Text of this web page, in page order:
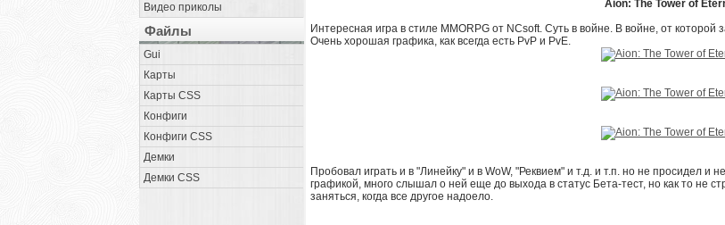
Видео приколы
Файлы
Gui
Карты
Карты CSS
Конфиги
Конфиги CSS
Демки
Демки CSS
Aion: The Tower of
Интересная игра в стиле MMORPG от NCsoft. Суть в войне. В войне, от которой
Очень хорошая графика, как всегда есть PvP и PvE.
Пробовал играть и в "Линейку" и в WoW, "Реквием" и т.д. и т.п. но не просидел и
графикой, много слышал о ней еще до выхода в статус Бета-тест, но как то не
заняться, когда все другое надоело.